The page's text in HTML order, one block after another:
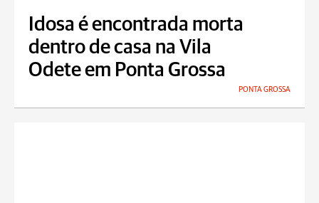
Idosa é encontrada morta
dentro de casa na Vila
Odete em Ponta Grossa
PONTA GROSSA